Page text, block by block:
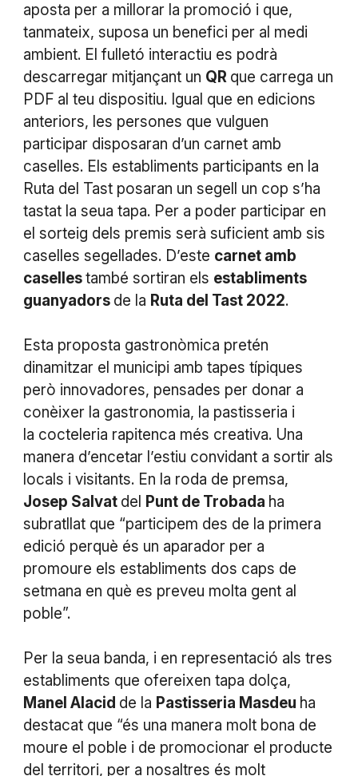
aposta per a millorar la promoció i que,
tanmateix, suposa un benefici per al medi
ambient. El fulletó interactiu es podrà
descarregar mitjançant un QR que carrega un
PDF al teu dispositiu. Igual que en edicions
anteriors, les persones que vulguen
participar disposaran d’un carnet amb
caselles. Els establiments participants en la
Ruta del Tast posaran un segell un cop s’ha
tastat la seua tapa. Per a poder participar en
el sorteig dels premis serà suficient amb sis
caselles segellades. D’este carnet amb
casellestambé sortiran els establiments
guanyadors de la Ruta del Tast 2022.
Esta proposta gastronòmica pretén
dinamitzar el municipi amb tapes típiques
però innovadores, pensades per donar a
conèixer la gastronomia, la pastisseria i
la cocteleria rapitenca més creativa. Una
manera d’encetar l’estiu convidant a sortir als
locals i visitants. En la roda de premsa,
Josep Salvat del Punt de Trobada ha
subratllat que “participem des de la primera
edició perquè és un aparador per a
promoure els establiments dos caps de
setmana en què es preveu molta gent al
poble”.
Per la seua banda, i en representació als tres
establiments que ofereixen tapa dolça,
Manel Alacid de la Pastisseria Masdeu ha
destacat que “és una manera molt bona de
moure el poble i de promocionar el producte
del territori, per a nosaltres és molt